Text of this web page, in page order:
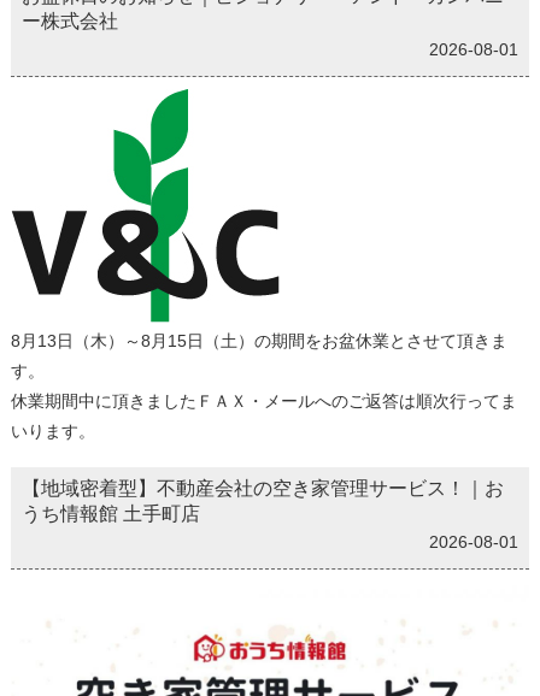
ー株式会社
2026-08-01
8月13日（木）～8月15日（土）の期間をお盆休業とさせて頂きま
す。
休業期間中に頂きましたＦＡＸ・メールへのご返答は順次行ってま
いります。
【地域密着型】不動産会社の空き家管理サービス！｜お
うち情報館 土手町店
2026-08-01